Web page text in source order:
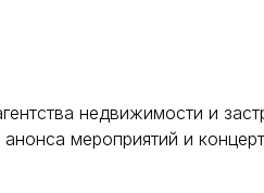
недвижимости и
мероприятий и